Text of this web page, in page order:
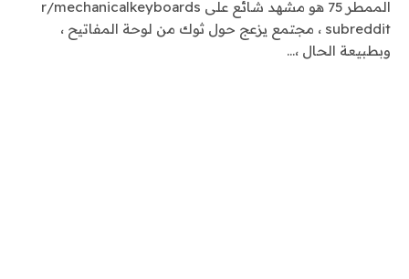
الممطر 75 هو مشهد شائع على r/mechanicalkeyboards
subreddit ، مجتمع يزعج حول ثوك من لوحة المفاتيح ،
وبطبيعة الحال ،…